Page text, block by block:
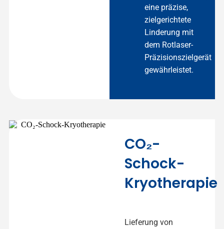
eine präzise,
zielgerichtete
Linderung mit
dem Rotlaser-
Präzisionszielgerät
gewährleistet.
CO₂-
Schock-
Kryotherapie
Lieferung von